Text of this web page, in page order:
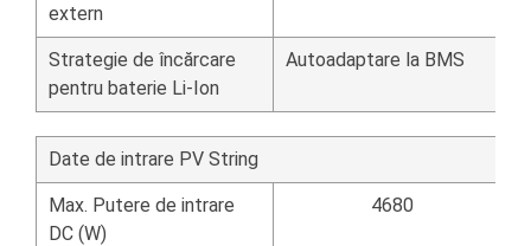
extern
Strategie de încărcare
pentru baterie Li-Ion
Autoadaptare la BMS
Date de intrare PV String
Max. Putere de intrare
DC (W)
4680